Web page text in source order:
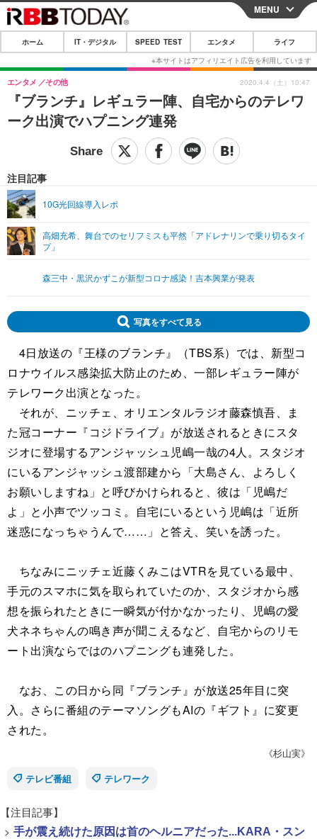
CLOSE
ホーム
IT・デジタル
IT・デジタルTOP スマートフォン
その他
SPEED TEST
映画・ドラマ
ショッピング その他
ライフTOP
リリース一覧
プッシュ通知の停止方法
MENU
ホーム IT・デジタル SPEED TEST エンタメ ライフ
『ブランチ』レギュラー陣、自宅からのテレワ
ーク出演でハプニング連発
エンタメ その他
注目記事
10G光回線導入レポ
高畑充希、舞台でのセリフミスも平然「アドレナリンで乗り切るタイ
プ」
森三中・黒沢かずこが新型コロナ感染！吉本興業が発表
2020.4.4（土）10:47
写真をすべて見る
4日放送の『王様のブランチ』（TBS系）では、新型コ
ロナウイルス感染拡大防止のため、一部レギュラー陣が
テレワーク出演となった。
それが、ニッチェ、オリエンタルラジオ藤森慎吾、ま
た冠コーナー『コジドライブ』が放送されるときにスタ
ジオに登場するアンジャッシュ児嶋一哉の4人。スタジオ
にいるアンジャッシュ渡部建から「大島さん、よろしく
お願いしますね」と呼びかけられると、彼は「児嶋だ
よ」と小声でツッコミ。自宅にいるという児嶋は「近所
迷惑になっちゃうんで……」と答え、笑いを誘った。
ちなみにニッチェ近藤くみこはVTRを見ている最中、
手元のスマホに気を取られていたのか、スタジオから感
想を振られたときに一瞬気が付かなかったり、児嶋の愛
犬ネネちゃんの鳴き声が聞こえるなど、自宅からのリモ
ート出演ならではのハプニングも連発した。
なお、この日から同『ブランチ』が放送25年目に突
入。さらに番組のテーマソングもAIの『ギフト』に変更
された。
《杉山実》
テレビ番組
テレワーク
【注目記事】
> 手が震え続けた原因は首のヘルニアだった...KARA・スン